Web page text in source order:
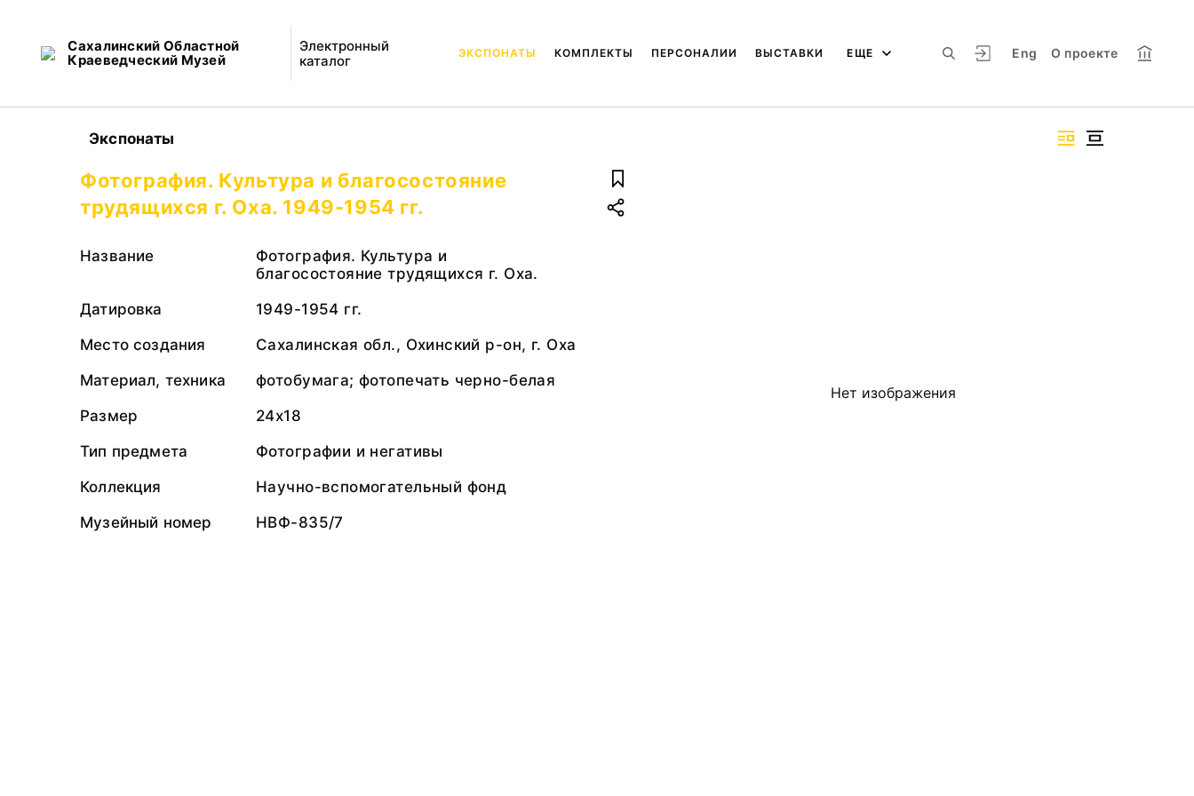
Сахалинский Областной
Краеведческий Музей
Электронный
каталог
Eng О проекте
ЭКСПОНАТЫ КОМПЛЕКТЫ ПЕРСОНАЛИИ ВЫСТАВКИ ЕЩЕ
Экспонаты
Нет изображения
Фотография. Культура и благосостояние
трудящихся г. Оха. 1949-1954 гг.
Название
Фотография. Культура и
благосостояние трудящихся г. Оха.
Датировка
1949-1954 гг.
Место создания
Сахалинская обл., Охинский р-он, г. Оха
Материал, техника
фотобумага; фотопечать черно-белая
Размер
24х18
Тип предмета
Фотографии и негативы
Коллекция
Научно-вспомогательный фонд
Музейный номер
НВФ-835/7